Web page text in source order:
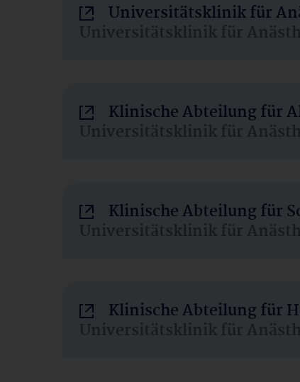
Universitätsklinik für
Universitätsklinik für
Klinische Abteilung für
Universitätsklinik für
Klinische Abteilung für
Universitätsklinik für
Klinische Abteilung für
Universitätsklinik für